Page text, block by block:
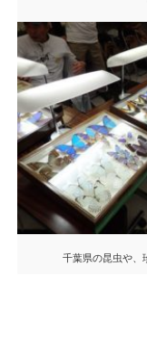
千葉県の昆虫や、